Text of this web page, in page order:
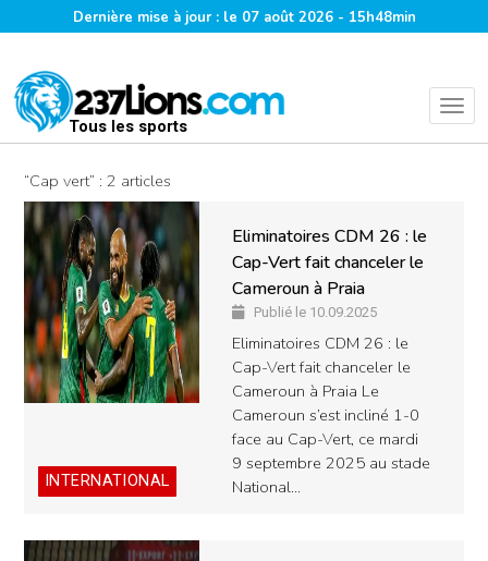
Dernière mise à jour : le 07 août 2026 - 15h48min
Tous les sports
“Cap vert” : 2 articles
INTERNATIONAL
Eliminatoires CDM 26 : le
Cap-Vert fait chanceler le
Cameroun à Praia
Publié le 10.09.2025
Eliminatoires CDM 26 : le
Cap-Vert fait chanceler le
Cameroun à Praia Le
Cameroun s’est incliné 1-0
face au Cap-Vert, ce mardi
9 septembre 2025 au stade
National…